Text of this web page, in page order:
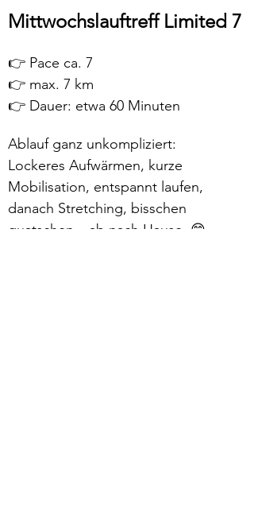
Mittwochslauftreff Limited 7
👉 Pace ca. 7
👉 max. 7 km
👉 Dauer: etwa 60 Minuten
Ablauf ganz unkompliziert:
Lockeres Aufwärmen, kurze
Mobilisation, entspannt laufen,
danach Stretching, bisschen
quatschen – ab nach Hause. 😁